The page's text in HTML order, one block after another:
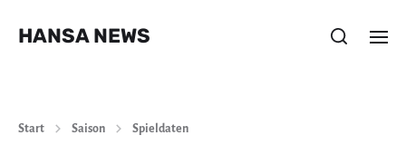
HANSA NEWS
Start Saison Spieldaten